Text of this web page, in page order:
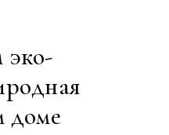
эко-
доме